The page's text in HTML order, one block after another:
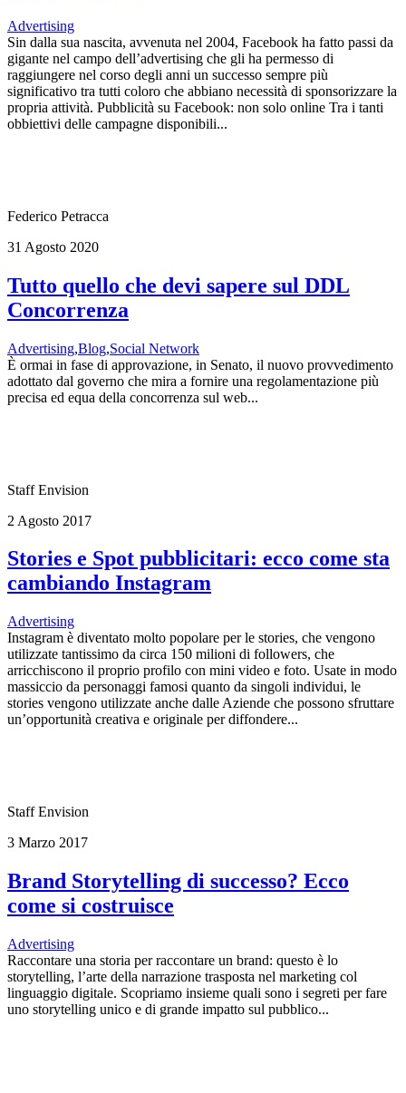
Advertising
Sin dalla sua nascita, avvenuta nel 2004, Facebook ha fatto passi da
gigante nel campo dell’advertising che gli ha permesso di
raggiungere nel corso degli anni un successo sempre più
significativo tra tutti coloro che abbiano necessità di sponsorizzare la
propria attività. Pubblicità su Facebook: non solo online Tra i tanti
obbiettivi delle campagne disponibili...
Federico Petracca
31 Agosto 2020
Tutto quello che devi sapere sul DDL
Concorrenza
Advertising,Blog,Social Network
È ormai in fase di approvazione, in Senato, il nuovo provvedimento
adottato dal governo che mira a fornire una regolamentazione più
precisa ed equa della concorrenza sul web...
Staff Envision
2 Agosto 2017
Stories e Spot pubblicitari: ecco come sta
cambiando Instagram
Advertising
Instagram è diventato molto popolare per le stories, che vengono
utilizzate tantissimo da circa 150 milioni di followers, che
arricchiscono il proprio profilo con mini video e foto. Usate in modo
massiccio da personaggi famosi quanto da singoli individui, le
stories vengono utilizzate anche dalle Aziende che possono sfruttare
un’opportunità creativa e originale per diffondere...
Staff Envision
3 Marzo 2017
Brand Storytelling di successo? Ecco
come si costruisce
Advertising
Raccontare una storia per raccontare un brand: questo è lo
storytelling, l’arte della narrazione trasposta nel marketing col
linguaggio digitale. Scopriamo insieme quali sono i segreti per fare
uno storytelling unico e di grande impatto sul pubblico...